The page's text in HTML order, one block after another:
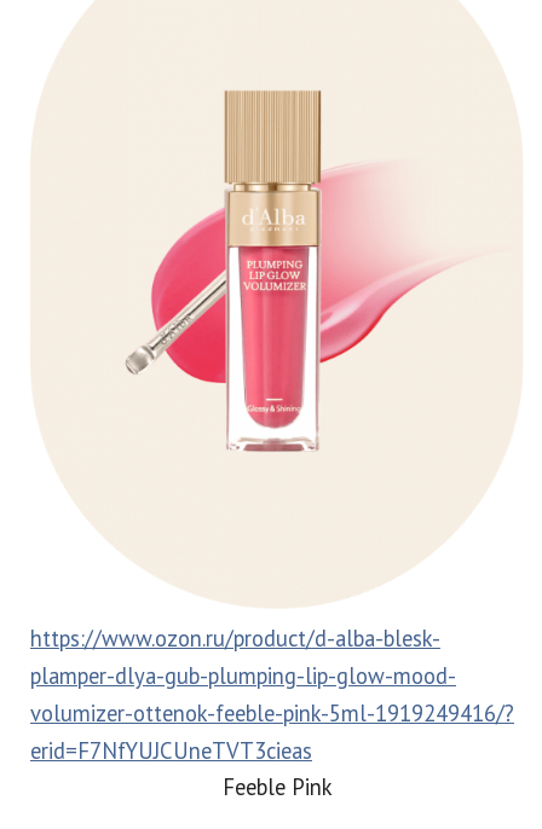
https://www.ozon.ru/product/d-alba-blesk-
plamper-dlya-gub-plumping-lip-glow-mood-
volumizer-ottenok-feeble-pink-5ml-1919249416/?
erid=F7NfYUJCUneTVT3cieas
Feeble Pink